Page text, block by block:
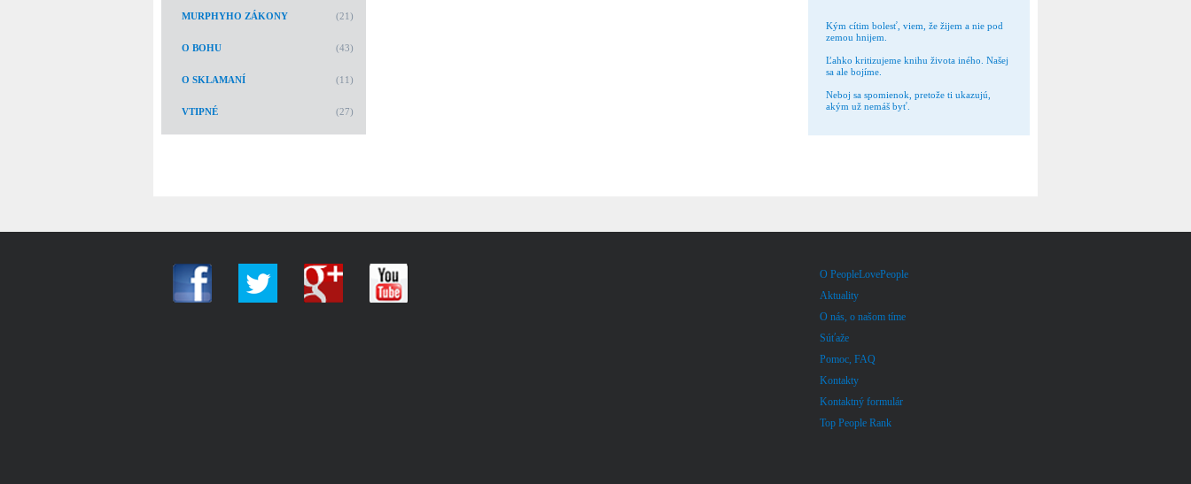
MURPHYHO ZÁKONY (21)
O BOHU (43)
O SKLAMANÍ (11)
VTIPNÉ (27)
Kým cítim bolesť, viem, že žijem a nie pod
zemou hnijem.
Ľahko kritizujeme knihu života iného. Našej
sa ale bojíme.
Neboj sa spomienok, pretože ti ukazujú,
akým už nemáš byť.
O PeopleLovePeople
Aktuality
O nás, o našom tíme
Súťaže
Pomoc, FAQ
Kontakty
Kontaktný formulár
Top People Rank